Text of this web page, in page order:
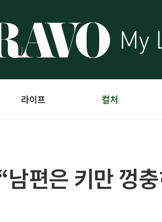
라이프 컬처
편은 키만 껑